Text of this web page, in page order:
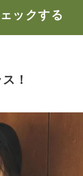
ックする
！